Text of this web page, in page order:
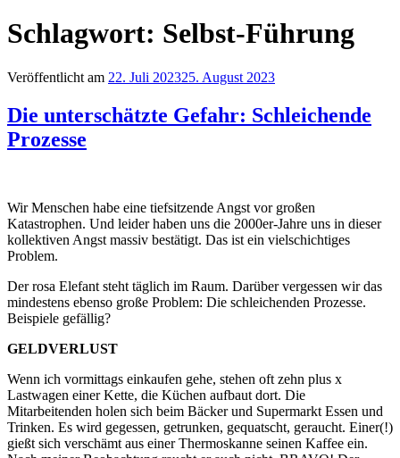
Schlagwort: Selbst-Führung
Veröffentlicht am 22. Juli 202325. August 2023
Die unterschätzte Gefahr: Schleichende
Prozesse
Wir Menschen habe eine tiefsitzende Angst vor großen
Katastrophen. Und leider haben uns die 2000er-Jahre uns in dieser
kollektiven Angst massiv bestätigt. Das ist ein vielschichtiges
Problem.
Der rosa Elefant steht täglich im Raum. Darüber vergessen wir das
mindestens ebenso große Problem: Die schleichenden Prozesse.
Beispiele gefällig?
GELDVERLUST
Wenn ich vormittags einkaufen gehe, stehen oft zehn plus x
Lastwagen einer Kette, die Küchen aufbaut dort. Die
Mitarbeitenden holen sich beim Bäcker und Supermarkt Essen und
Trinken. Es wird gegessen, getrunken, gequatscht, geraucht. Einer(!)
gießt sich verschämt aus einer Thermoskanne seinen Kaffee ein.